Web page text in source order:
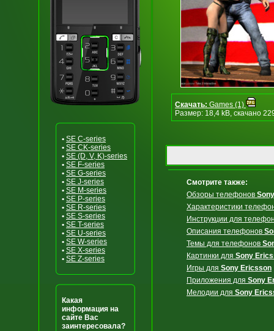
• SE C-series
• SE CK-series
• SE (D, V, K)-series
• SE F-series
• SE G-series
• SE J-series
• SE M-series
• SE P-series
• SE R-series
• SE S-series
• SE T-series
• SE U-series
• SE W-series
• SE X-series
• SE Z-series
Какая
информация на
сайте Вас
заинтересовала?
Скачать: Games (1)
Размер: 18,4 kB, скачано
Смотрите также:
Обзоры телефонов
Характеристики
Инструкции для
Описания телефонов
Темы для телефонов
Картинки для Sony
Игры для Sony Ericsson
Приложения для Sony
Мелодии для Sony